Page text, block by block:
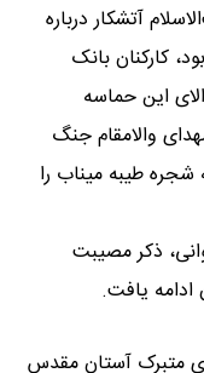
آتشکار درباره
کارکنان بانک
این حماسه
والامقام جنگ
طیبه میناب را
ذکر مصیبت
متبرک آستان مقدس